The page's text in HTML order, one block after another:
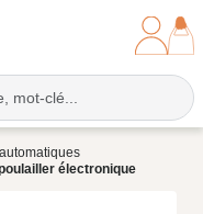
électronique